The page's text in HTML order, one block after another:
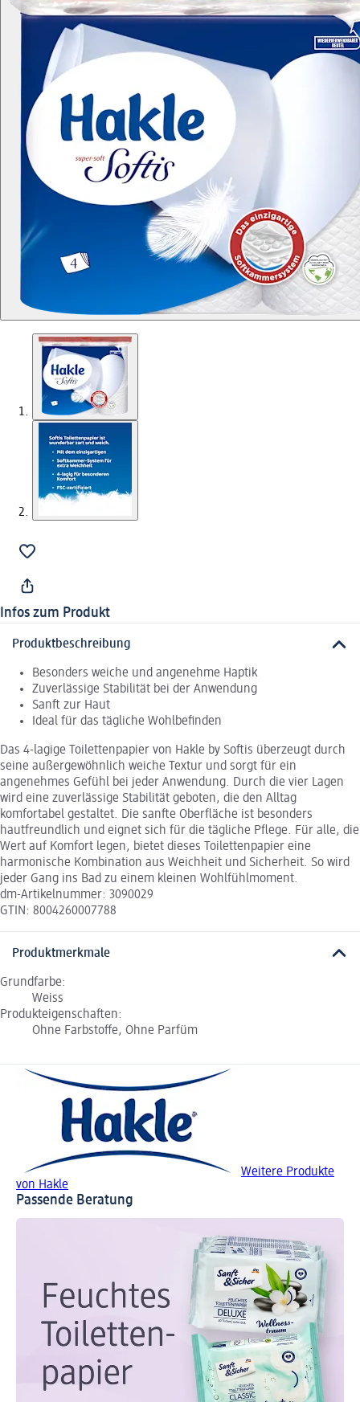
Infos zum Produkt
Produktbeschreibung
Besonders weiche und angenehme Haptik
Zuverlässige Stabilität bei der Anwendung
Sanft zur Haut
Ideal für das tägliche Wohlbefinden
Das 4-lagige Toilettenpapier von Hakle by Softis überzeugt durch
seine außergewöhnlich weiche Textur und sorgt für ein
angenehmes Gefühl bei jeder Anwendung. Durch die vier Lagen
wird eine zuverlässige Stabilität geboten, die den Alltag
komfortabel gestaltet. Die sanfte Oberfläche ist besonders
hautfreundlich und eignet sich für die tägliche Pflege. Für alle, die
Wert auf Komfort legen, bietet dieses Toilettenpapier eine
harmonische Kombination aus Weichheit und Sicherheit. So wird
jeder Gang ins Bad zu einem kleinen Wohlfühlmoment.
dm-Artikelnummer: 3090029
GTIN: 8004260007788
Produktmerkmale
Grundfarbe:
Weiss
Produkteigenschaften:
Ohne Farbstoffe, Ohne Parfüm
Weitere Produkte
von Hakle
Passende Beratung